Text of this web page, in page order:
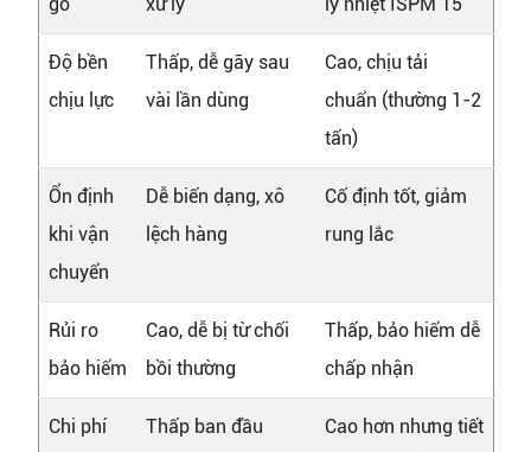
Độ bền
chịu lực
Thấp, dễ gãy sau
vài lần dùng
Cao, chịu tải
chuẩn (thường 1-2
tấn)
Ổn định
khi vận
chuyển
Dễ biến dạng, xô
lệch hàng
Cố định tốt, giảm
rung lắc
Rủi ro
bảo hiểm
Cao, dễ bị từ chối
bồi thường
Thấp, bảo hiểm dễ
chấp nhận
Chi phí
Thấp ban đầu
Cao hơn nhưng tiết